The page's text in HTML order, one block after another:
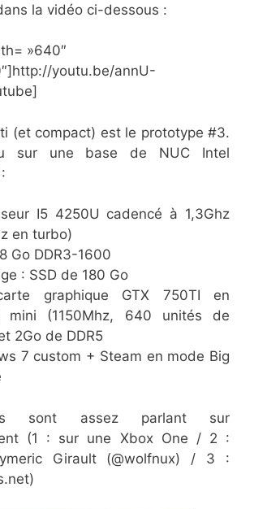
la vidéo ci-dessous :
»640″
youtu.be/annU-
(et compact) est le prototype #3.
sur une base de NUC Intel
I5 4250U cadencé à 1,3Ghz
en turbo)
Go DDR3-1600
: SSD de 180 Go
graphique GTX 750TI en
mini (1150Mhz, 640 unités de
2Go de DDR5
7 custom + Steam en mode Big
sont assez parlant sur
(1 : sur une Xbox One / 2 :
Girault (@wolfnux) / 3 :